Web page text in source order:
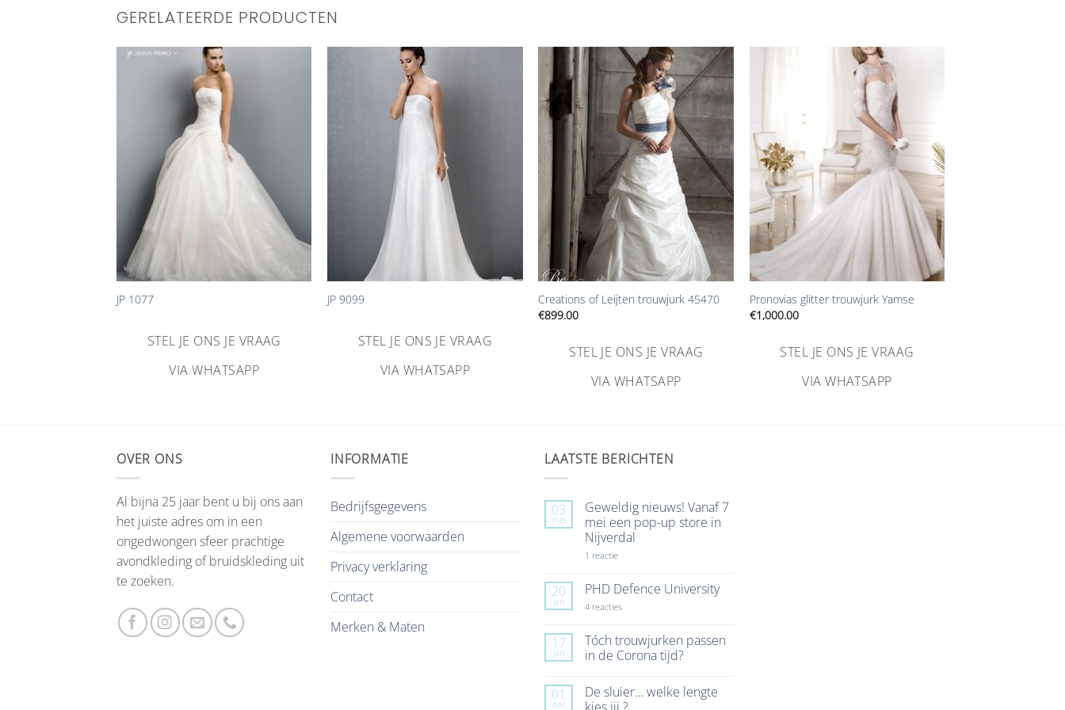
GERELATEERDE PRODUCTEN
JP 1077
STEL JE ONS JE VRAAG
VIA WHATSAPP
JP 9099
STEL JE ONS JE VRAAG
VIA WHATSAPP
Aan
verlanglijst
Creations of Leijten trouwjurk 45470
€899.00
STEL JE ONS JE VRAAG
VIA WHATSAPP
verlanglijst
toevoegen
Pronovias glitter trouwjurk Yamse
€1,000.00
STEL JE ONS JE VRAAG
VIA WHATSAPP
OVER ONS
Al bijna 25 jaar bent u bij ons aan
het juiste adres om in een
ongedwongen sfeer prachtige
avondkleding of bruidskleding uit
te zoeken.
INFORMATIE
Bedrijfsgegevens
Algemene voorwaarden
Privacy verklaring
Contact
Merken & Maten
LAATSTE BERICHTEN
03
mei
Geweldig nieuws! Vanaf 7
mei een pop-up store in
Nijverdal
1 reactieop
Vanaf
7
mei
up
store
in
20
jan
PHD Defence University
4 reactiesop
University
17
jan
Tóch trouwjurken passen
in de Corona tijd?
op
Tóch
01
dec
De sluier… welke lengte